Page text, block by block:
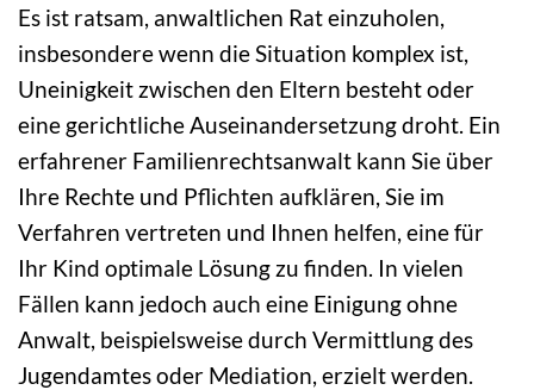
Es ist ratsam, anwaltlichen Rat einzuholen,
insbesondere wenn die Situation komplex ist,
Uneinigkeit zwischen den Eltern besteht oder
eine gerichtliche Auseinandersetzung droht. Ein
erfahrener Familienrechtsanwalt kann Sie über
Ihre Rechte und Pflichten aufklären, Sie im
Verfahren vertreten und Ihnen helfen, eine für
Ihr Kind optimale Lösung zu finden. In vielen
Fällen kann jedoch auch eine Einigung ohne
Anwalt, beispielsweise durch Vermittlung des
Jugendamtes oder Mediation, erzielt werden.